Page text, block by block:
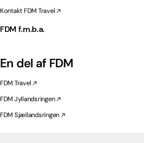
Kontakt FDM Travel
FDM f.m.b.a.
En del af FDM
FDM Travel
FDM Jyllandsringen
FDM Sjællandsringen